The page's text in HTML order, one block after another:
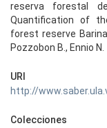
reserva forestal
Quantification of
forest reserve
Pozzobon B., Ennio N.
URI
http://
Colecciones